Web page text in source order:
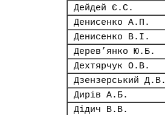
Дейдей Є.С.
Денисенко А.П.
Денисенко В.І.
Дерев’янко Ю.Б.
Дехтярчук О.В.
Дзензерський Д.В.
Дирів А.Б.
Дідич В.В.